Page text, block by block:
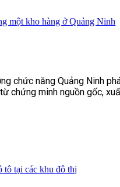
một kho hàng ở Quảng Ninh
chức năng Quảng Ninh
chứng minh nguồn gốc,
tô tại các khu đô thị